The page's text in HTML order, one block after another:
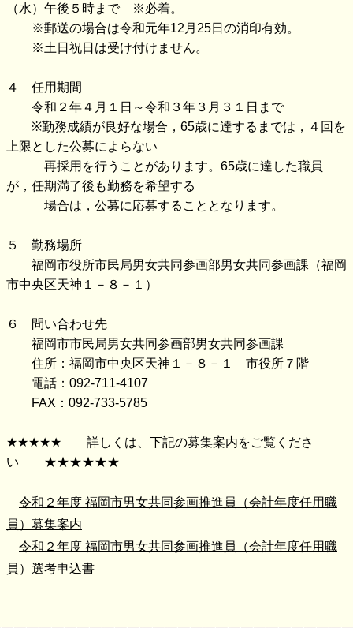
（水）午後５時まで ※必着。
※郵送の場合は令和元年12月25日の消印有効。
※土日祝日は受け付けません。
４ 任用期間
令和２年４月１日～令和３年３月３１日まで
※勤務成績が良好な場合，65歳に達するまでは，４回を
上限とした公募によらない
再採用を行うことがあります。65歳に達した職員
が，任期満了後も勤務を希望する
場合は，公募に応募することとなります。
５ 勤務場所
福岡市役所市民局男女共同参画部男女共同参画課（福岡
市中央区天神１－８－１）
６ 問い合わせ先
福岡市市民局男女共同参画部男女共同参画課
住所：福岡市中央区天神１－８－１ 市役所７階
電話：092-711-4107
FAX：092-733-5785
★★★★★ 詳しくは、下記の募集案内をご覧くださ
い ★★★★★★
令和２年度 福岡市男女共同参画推進員（会計年度任用職
員）募集案内
令和２年度 福岡市男女共同参画推進員（会計年度任用職
員）選考申込書